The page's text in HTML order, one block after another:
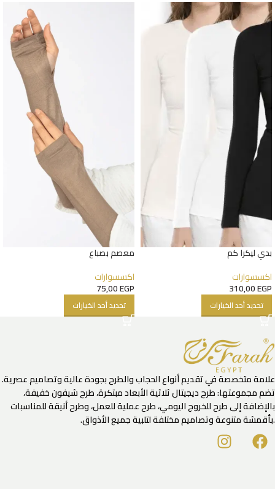
بدي ليكرا كم
اكسسوارات
310,00EGP
تحديد أحد الخيارات
معصم بصباع
اكسسوارات
75,00EGP
تحديد أحد الخيارات
علامة متخصصة في تقديم أنواع الحجاب والطرح بجودة عالية وتصاميم عصرية.
تضم مجموعتها: طرح ديجيتال ثلاثية الأبعاد مبتكرة، طرح شيفون خفيفة،
بالإضافة إلى طرح للخروج اليومي، طرح عملية للعمل، وطرح أنيقة للمناسبات
.بأقمشة متنوعة وتصاميم مختلفة لتلبية جميع الأذواق.